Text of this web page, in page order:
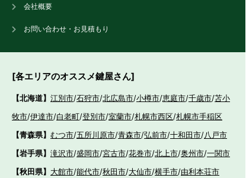
会社概要
お問い合わせ・お見積もり
[各エリアのオススメ鍵屋さん]
【北海道】 江別市/石狩市/北広島市/小樽市/恵庭市/千歳市/苫小
牧市/伊達市/白老町/登別市/室蘭市/札幌市西区/札幌市手稲区
【青森県】 むつ市/五所川原市/青森市/弘前市/十和田市/八戸市
【岩手県】 滝沢市/盛岡市/宮古市/花巻市/北上市/奥州市/一関市
【秋田県】 大館市/能代市/秋田市/大仙市/横手市/由利本荘市